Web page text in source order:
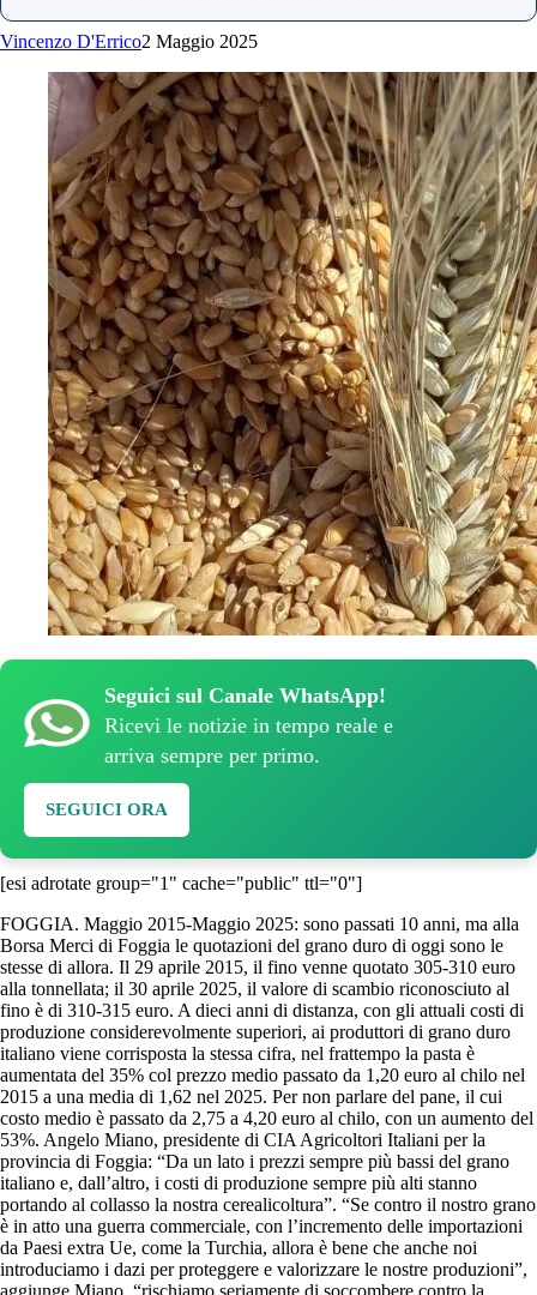
Vincenzo D'Errico2 Maggio 2025
Seguici sul Canale WhatsApp!
Ricevi le notizie in tempo reale e
arriva sempre per primo.
SEGUICI ORA
[esi adrotate group="1" cache="public" ttl="0"]
FOGGIA. Maggio 2015-Maggio 2025: sono passati 10 anni, ma alla
Borsa Merci di Foggia le quotazioni del grano duro di oggi sono le
stesse di allora. Il 29 aprile 2015, il fino venne quotato 305-310 euro
alla tonnellata; il 30 aprile 2025, il valore di scambio riconosciuto al
fino è di 310-315 euro. A dieci anni di distanza, con gli attuali costi di
produzione considerevolmente superiori, ai produttori di grano duro
italiano viene corrisposta la stessa cifra, nel frattempo la pasta è
aumentata del 35% col prezzo medio passato da 1,20 euro al chilo nel
2015 a una media di 1,62 nel 2025. Per non parlare del pane, il cui
costo medio è passato da 2,75 a 4,20 euro al chilo, con un aumento del
53%. Angelo Miano, presidente di CIA Agricoltori Italiani per la
provincia di Foggia: “Da un lato i prezzi sempre più bassi del grano
italiano e, dall’altro, i costi di produzione sempre più alti stanno
portando al collasso la nostra cerealicoltura”. “Se contro il nostro grano
è in atto una guerra commerciale, con l’incremento delle importazioni
da Paesi extra Ue, come la Turchia, allora è bene che anche noi
introduciamo i dazi per proteggere e valorizzare le nostre produzioni”,
aggiunge Miano, “rischiamo seriamente di soccombere contro la